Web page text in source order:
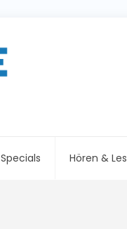
Specials Hören &